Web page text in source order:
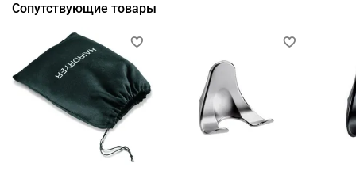
Сопутствующие товары